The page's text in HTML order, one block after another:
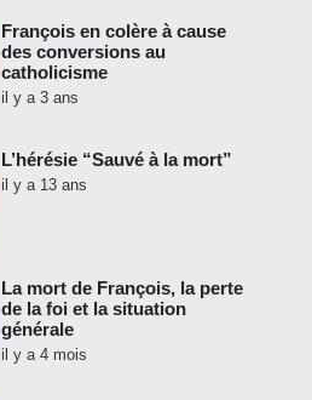
François en colère à cause
des conversions au
catholicisme
il y a 3 ans
L’hérésie “Sauvé à la mort”
il y a 13 ans
La mort de François, la perte
de la foi et la situation
générale
il y a 4 mois